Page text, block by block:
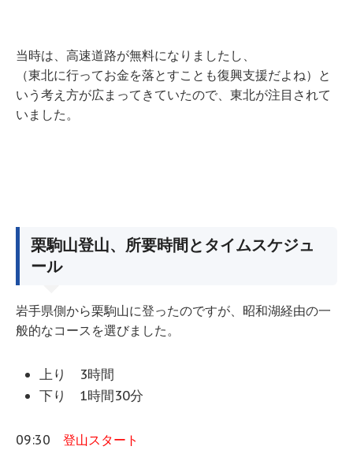
当時は、高速道路が無料になりましたし、
（東北に行ってお金を落とすことも復興支援だよね）と
いう考え方が広まってきていたので、東北が注目されて
いました。
栗駒山登山、所要時間とタイムスケジュ
ール
岩手県側から栗駒山に登ったのですが、昭和湖経由の一
般的なコースを選びました。
上り 3時間
下り 1時間30分
09:30 登山スタート